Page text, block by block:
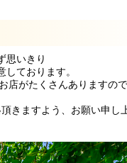
思いきり
ております。
店がたくさんありますの
きますよう、お願い申し